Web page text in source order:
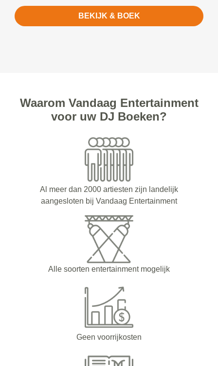
BEKIJK & BOEK
Waarom Vandaag Entertainment
voor uw DJ Boeken?
Al meer dan 2000 artiesten zijn landelijk
aangesloten bij Vandaag Entertainment
Alle soorten entertainment mogelijk
Geen voorrijkosten